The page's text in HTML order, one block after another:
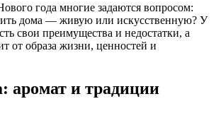
года многие задаются вопросом:
дома — живую или искусственную? У
свои преимущества и недостатки, а
от образа жизни, ценностей и
аромат и традиции